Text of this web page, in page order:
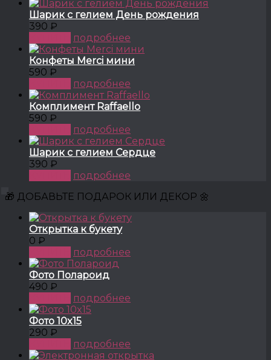
Шарик с гелием День рождения
390 ₽
подробнее
Конфеты Merci мини
590 ₽
подробнее
Комплимент Raffaello
590 ₽
подробнее
Шарик с гелием Сердце
390 ₽
подробнее
🎁 ДОБАВЬТЕ ПОДАРОК ИЛИ ДЕКОР 🌼
Открытка к букету
0 ₽
подробнее
Фото Полароид
490 ₽
подробнее
Фото 10x15
290 ₽
подробнее